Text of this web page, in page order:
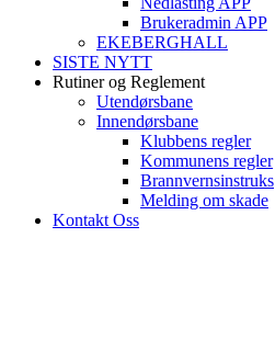
Brukeradmin APP
EKEBERGHALL
SISTE NYTT
Rutiner og Reglement
Utendørsbane
Innendørsbane
Klubbens regler
Kommunens regler
Brannvernsinstruks
Melding om skade
Kontakt Oss